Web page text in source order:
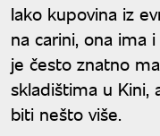
Iako kupovina iz
na carini, ona ima
je često znatno
skladištima u Kini,
biti nešto više.